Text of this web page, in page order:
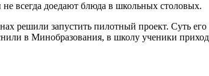
не всегда доедают блюда в школьных столовых.
решили запустить пилотный проект. Суть
в Минобразования, в школу ученики